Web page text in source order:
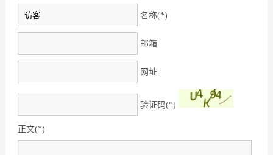
名称(*)
邮箱
网址
验证码(*)
正文(*)